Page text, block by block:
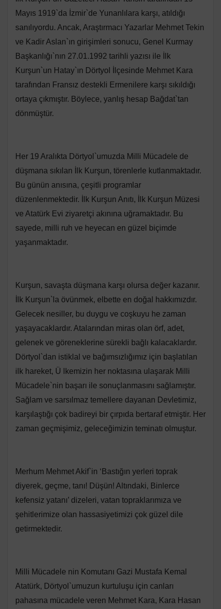
Mayıs 1919`da İzmir`de Yunanlılara karşı, atıldığı
sanılıyordu. Ancak, Araştırmacı Yazarlar Mehmet Tekin
ve Kadir Aslan`ın girişimleri sonucu, Genel Kurmay
Başkanlığı`nın 27.01.1992 tarihli yazısı ile İlk
Kurşun`un Hatay`ın Dörtyol İlçesinde Mehmet Kara
tarafından Fransız destekli Ermenilere karşı sıkıldığı
ortaya çıkmıştır. Böylece, yanlış hesap Bağdat`tan
dönmüştür.
Her 19 Aralıkta Dörtyol`umuzda Milli Mücadele de
düşmana sıkılan İlk Kurşun, törenlerle kutlanmaktadır.
Bu günün anısına, çeşitli programlar
düzenlenmektedir. İlk Kurşun Anıtı, İlk Kurşun Müzesi
ve Atatürk Evi ziyaretçi akınına uğramaktadır. Bu
sayede, milli ruh ve heyecan en güzel biçimde
yaşanmaktadır.
Kurşun, savaşta düşmana karşı olursa değer kazanır.
İlk Kurşun`la övünmek, elbette en doğal hakkımızdır.
Gelecek nesiller, bu duygu ve coşkuyu he zaman
yaşayacaklardır. Atalarından miras olan örf, adet,
gelenek ve göreneklerine sürekli bağlı kalacaklardır.
Dörtyol`dan istiklal ve bağımsızlığımız için başlatılan
ilk hareket, Ü lkemizin her noktasına ulaşarak Milli
Mücadele`nin başarı ile sonuçlanmasını sağlamıştır.
Sağlam ve sarsılmaz temellere dayanan Devletimiz,
karşılaştığı çok badireyi bir çırpıda bertaraf etmiştir. Her
zaman geçmişimiz, geleceğimizin teminatı olmuştur.
Merhum Mehmet Akif`in ‘Bastığın yerleri toprak
diyerek, geçme, tanı! Düşün! Altındaki, Binlerce
kefensiz yatanı’ dizeleri, vatan topraklarımıza ve
şehitlerimize olan hassasiyetimizi çok güzel dile
getirmektedir.
Milli Mücadele nin Komutanı Gazi Mustafa Kemal
Atatürk, Dörtyol`umuzun kurtuluşu için canları
pahasına mücadele veren Mehmet Kara, Kara Hasan